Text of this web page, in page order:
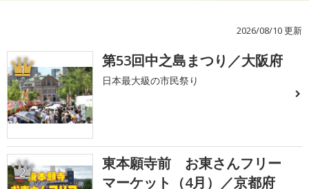
2026/08/10 更新
1 第53回中之島まつり／大阪府
日本最大級の市民祭り
2
東本願寺前 お東さんフリー
マーケット（4月）／京都府